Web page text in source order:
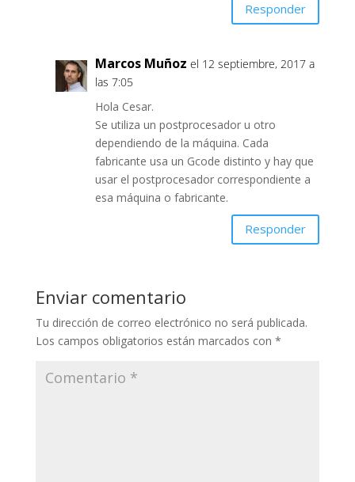
Responder
Marcos Muñoz el 12 septiembre, 2017 a
las 7:05
Hola Cesar.
Se utiliza un postprocesador u otro
dependiendo de la máquina. Cada
fabricante usa un Gcode distinto y hay que
usar el postprocesador correspondiente a
esa máquina o fabricante.
Responder
Enviar comentario
Tu dirección de correo electrónico no será publicada.
Los campos obligatorios están marcados con *